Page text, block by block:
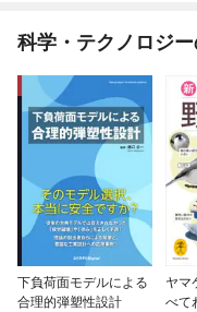
科学・テクノロジ
下負荷面モデルによる
合理的弾塑性設計
ヤマ
べて